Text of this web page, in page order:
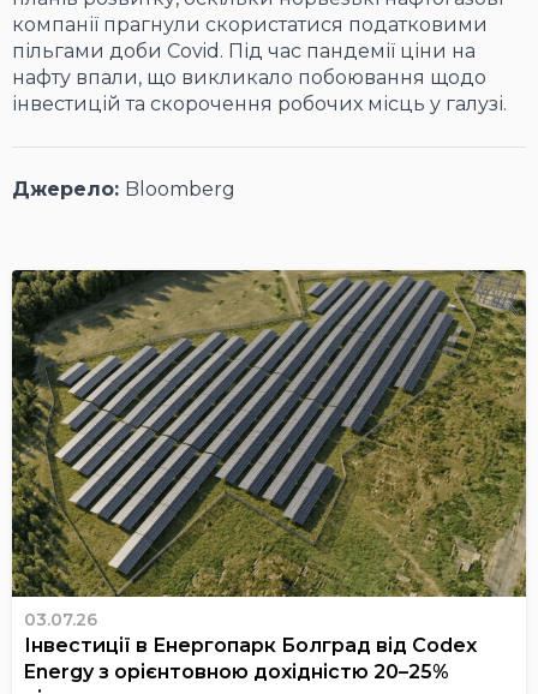
компанії прагнули скористатися податковими
пільгами доби Covid. Під час пандемії ціни на
нафту впали, що викликало побоювання щодо
інвестицій та скорочення робочих місць у галузі.
Джерело: Bloomberg
03.07.26
Інвестиції в Енергопарк Болград від Codex
Energy з орієнтовною дохідністю 20–25%